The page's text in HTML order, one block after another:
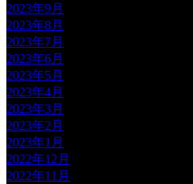
2023年9月
2023年8月
2023年7月
2023年6月
2023年5月
2023年4月
2023年3月
2023年2月
2023年1月
2022年12月
2022年11月